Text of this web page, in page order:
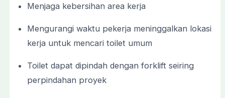
Menjaga kebersihan area kerja
Mengurangi waktu pekerja meninggalkan lokasi
kerja untuk mencari toilet umum
Toilet dapat dipindah dengan forklift seiring
perpindahan proyek